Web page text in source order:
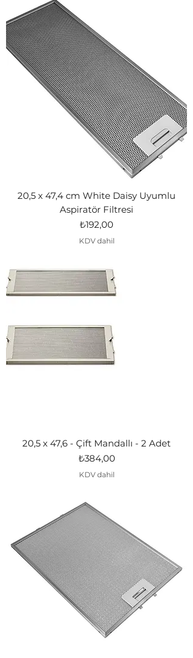
20,5 x 47,4 cm White Daisy Uyumlu
Aspiratör Filtresi
Fiyat
₺192,00
KDV dahil
20,5 x 47,6 - Çift Mandallı - 2 Adet
Fiyat
₺384,00
KDV dahil